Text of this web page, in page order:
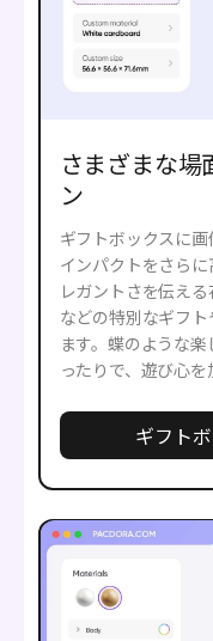
さまざまな場
ン
ギフトボックスに
インパクトをさら
レガントさを伝え
などの特別なギフ
ます。蝶のような
ったりで、遊び心を
ギフト